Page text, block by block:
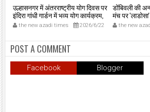
उल्हासनगर में अंतरराष्ट्रीय योग दिवस पर
इंदिरा गांधी गार्डन में भव्य योग कार्यक्रम,
नगरसेविका प्रीति माखीजा और खेल-
सांस्कृतिक प्रमुख अजित गवारी ने किया
उद्घाटन; नगरवासी व महापालिका
कर्मचारी रहे सक्रिय भागीदार।
the new azadi times 2026/6/22
डोंबिवली की
मंच पर
राजस्थानी
the new
POST A COMMENT
Facebook Blogger